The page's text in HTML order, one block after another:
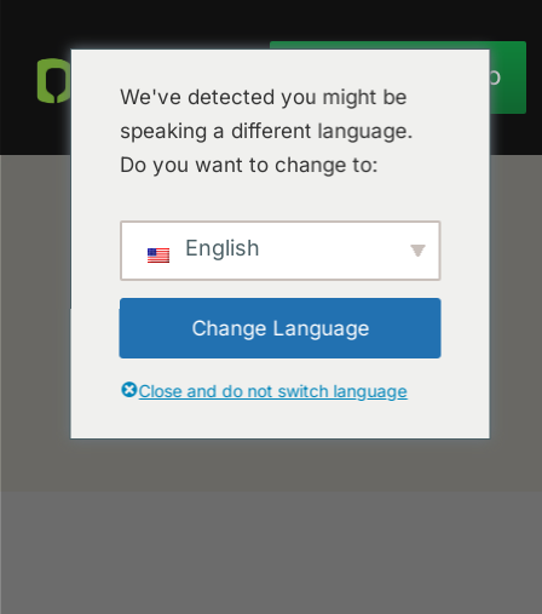
OBTER ORÇAMENTO
We've detected you might be
speaking a different language.
Do you want to change to:
English
Change Language
Close and do not switch language